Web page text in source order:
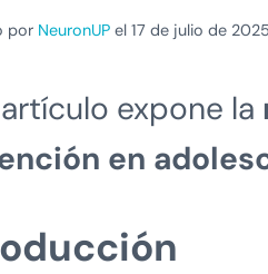
por NeuronUP el 17 de julio de 2025
expone la
en